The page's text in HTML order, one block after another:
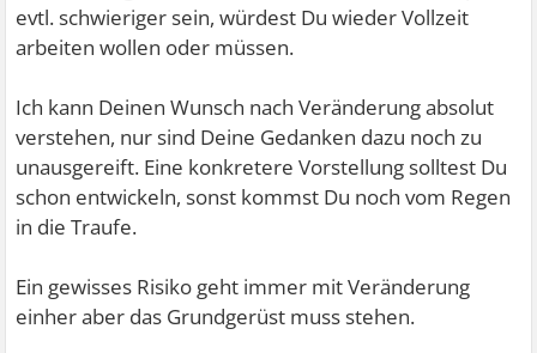
evtl. schwieriger sein, würdest Du wieder Vollzeit
arbeiten wollen oder müssen.
Ich kann Deinen Wunsch nach Veränderung absolut
verstehen, nur sind Deine Gedanken dazu noch zu
unausgereift. Eine konkretere Vorstellung solltest Du
schon entwickeln, sonst kommst Du noch vom Regen
in die Traufe.
Ein gewisses Risiko geht immer mit Veränderung
einher aber das Grundgerüst muss stehen.